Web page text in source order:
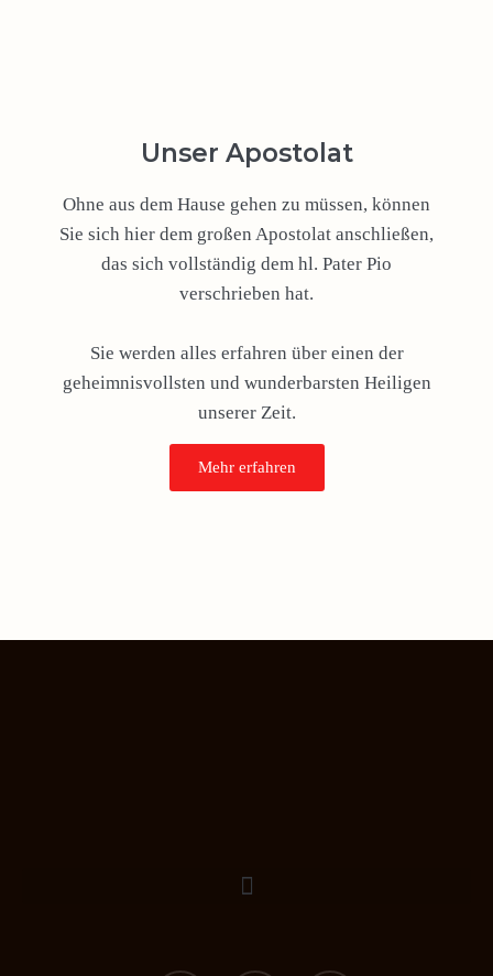
Unser Apostolat
Ohne aus dem Hause gehen zu müssen, können
Sie sich hier dem großen Apostolat anschließen,
das sich vollständig dem hl. Pater Pio
verschrieben hat.
Sie werden alles erfahren über einen der
geheimnisvollsten und wunderbarsten Heiligen
unserer Zeit.
Mehr erfahren